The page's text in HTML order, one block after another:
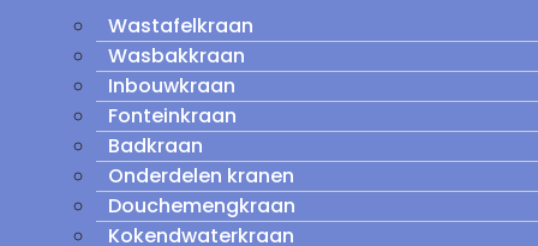
Wastafelkraan
Wasbakkraan
Inbouwkraan
Fonteinkraan
Badkraan
Onderdelen kranen
Douchemengkraan
Kokendwaterkraan